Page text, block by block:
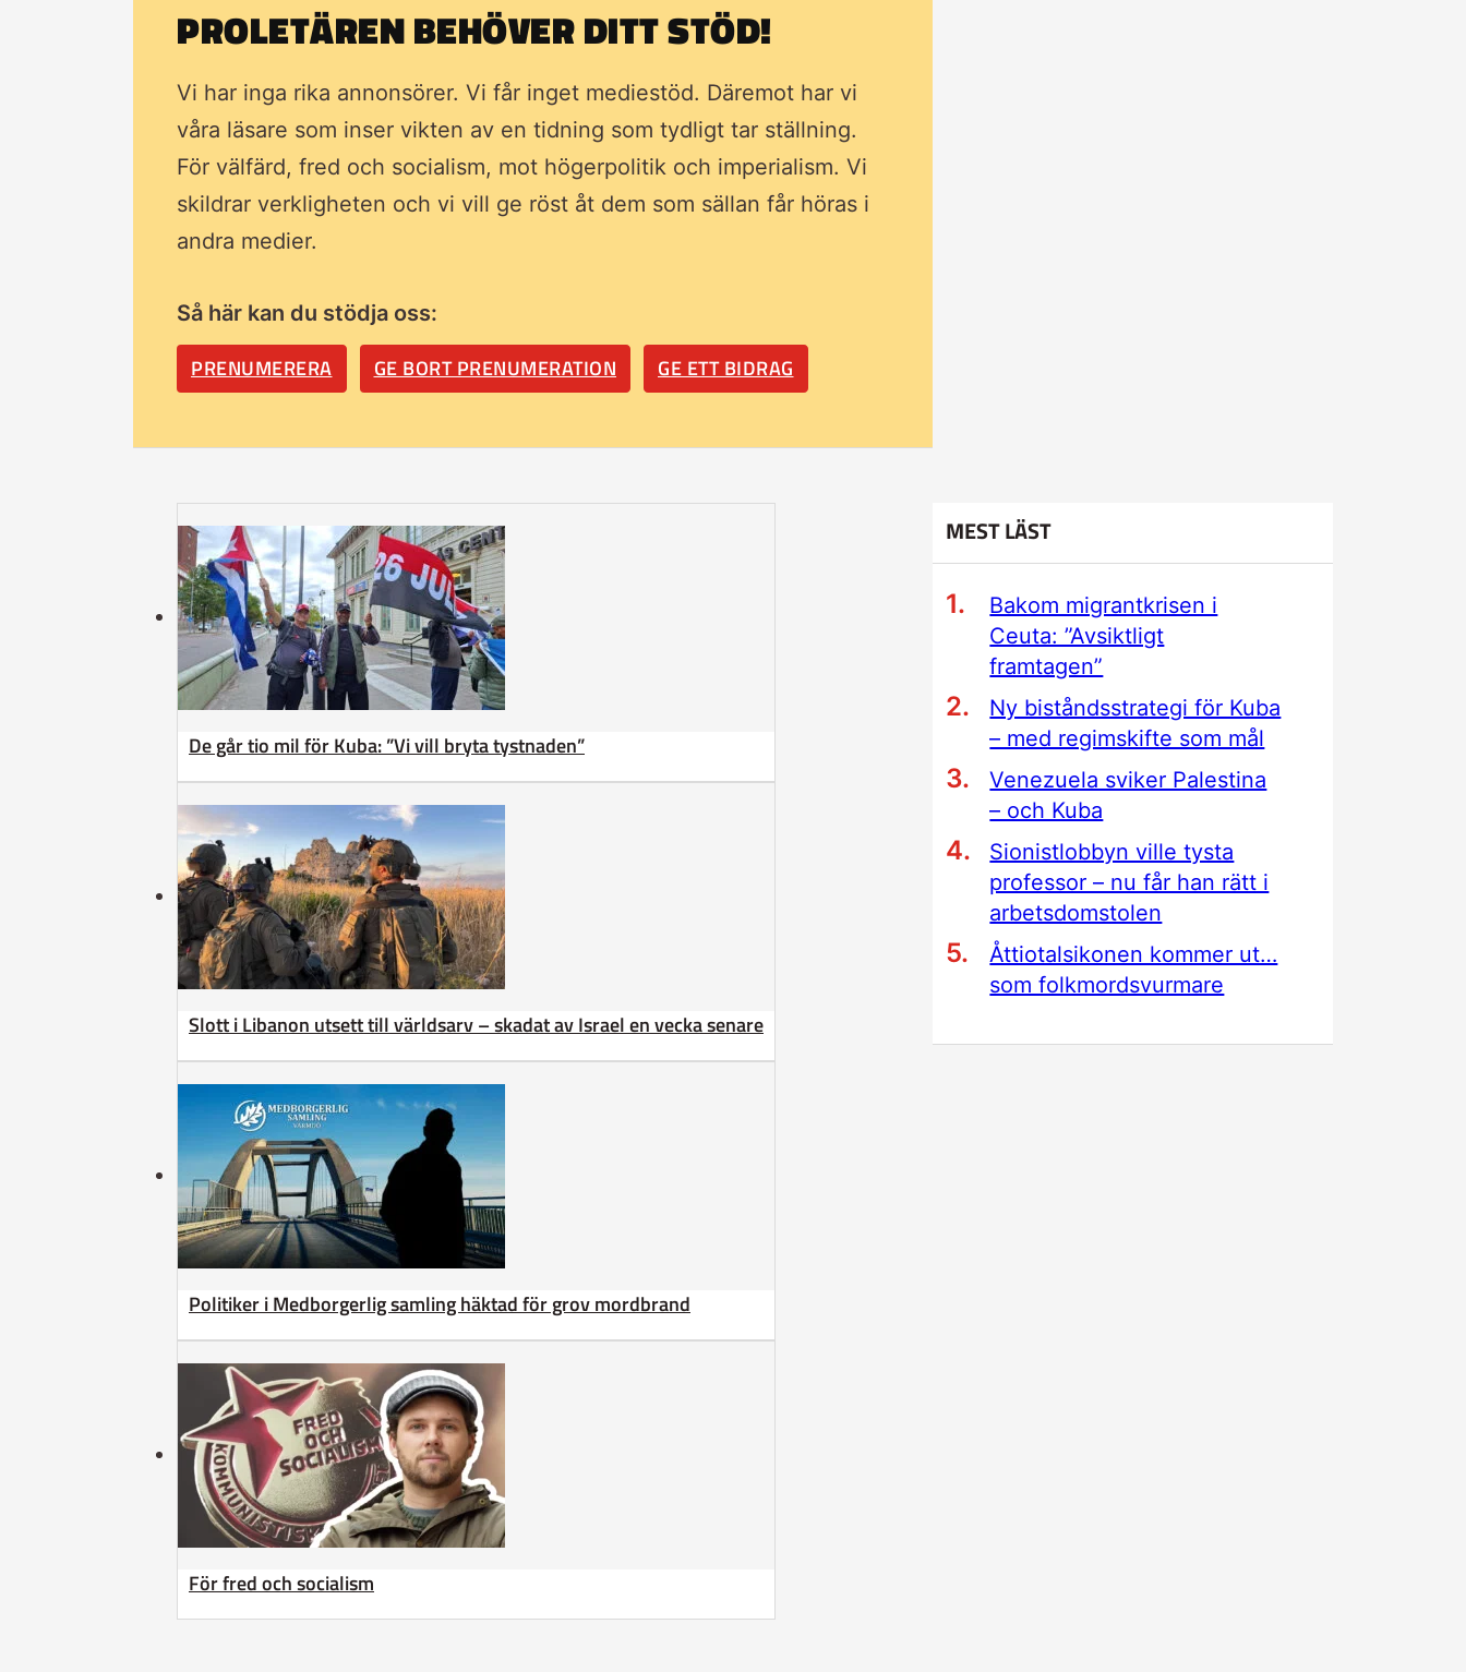
PROLETÄREN BEHÖVER DITT STÖD!
Vi har inga rika annonsörer. Vi får inget mediestöd. Däremot har vi
våra läsare som inser vikten av en tidning som tydligt tar ställning.
För välfärd, fred och socialism, mot högerpolitik och imperialism. Vi
skildrar verkligheten och vi vill ge röst åt dem som sällan får höras i
andra medier.
Så här kan du stödja oss:
PRENUMERERA GE BORT PRENUMERATION GE ETT BIDRAG
De går tio mil för Kuba: ”Vi vill bryta tystnaden”
Slott i Libanon utsett till världsarv – skadat av Israel en vecka senare
Politiker i Medborgerlig samling häktad för grov mordbrand
För fred och socialism
MEST LÄST
Bakom migrantkrisen i
Ceuta: ”Avsiktligt
framtagen”
Ny biståndsstrategi för Kuba
– med regimskifte som mål
Venezuela sviker Palestina
– och Kuba
Sionistlobbyn ville tysta
professor – nu får han rätt i
arbetsdomstolen
Åttiotalsikonen kommer ut…
som folkmordsvurmare